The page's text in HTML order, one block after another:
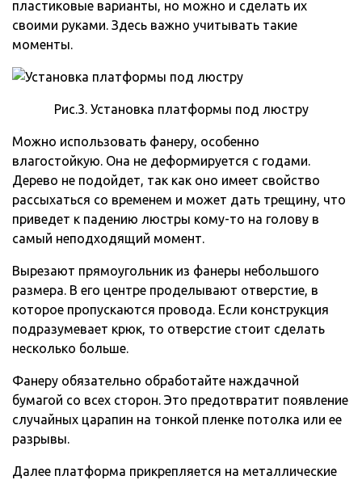
пластиковые варианты, но можно и сделать их
своими руками. Здесь важно учитывать такие
моменты.
Рис.3. Установка платформы под люстру
Можно использовать фанеру, особенно
влагостойкую. Она не деформируется с годами.
Дерево не подойдет, так как оно имеет свойство
рассыхаться со временем и может дать трещину, что
приведет к падению люстры кому-то на голову в
самый неподходящий момент.
Вырезают прямоугольник из фанеры небольшого
размера. В его центре проделывают отверстие, в
которое пропускаются провода. Если конструкция
подразумевает крюк, то отверстие стоит сделать
несколько больше.
Фанеру обязательно обработайте наждачной
бумагой со всех сторон. Это предотвратит появление
случайных царапин на тонкой пленке потолка или ее
разрывы.
Далее платформа прикрепляется на металлические